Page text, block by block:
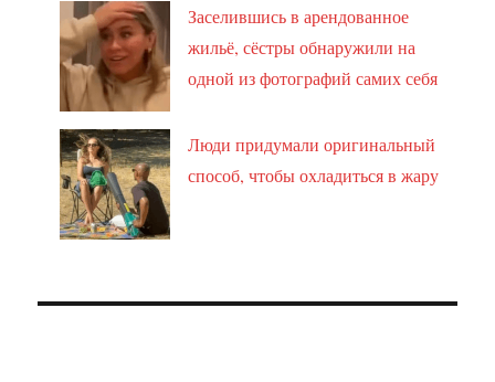
Заселившись в арендованное
жильё, сёстры обнаружили на
одной из фотографий самих себя
Люди придумали оригинальный
способ, чтобы охладиться в жару